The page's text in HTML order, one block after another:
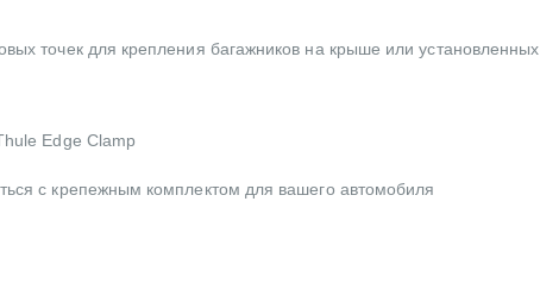
точек для крепления багажников на крыше или установленных
Edge Clamp
с крепежным комплектом для вашего автомобиля